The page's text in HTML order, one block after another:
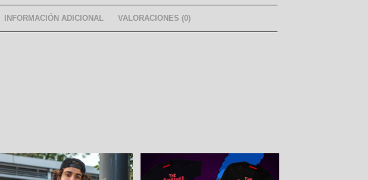
INFORMACIÓN ADICIONAL VALORACIONES (0)